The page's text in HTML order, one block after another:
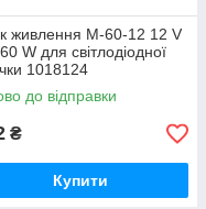
живлення M-60-12 12 V
W для світлодіодної
1018124
до відправки
₴
Купити